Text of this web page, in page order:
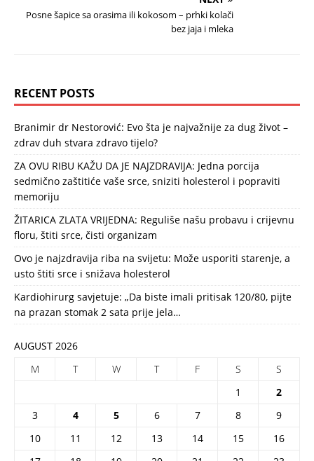
Posne šapice sa orasima ili kokosom – prhki kolači
bez jaja i mleka
RECENT POSTS
Branimir dr Nestorović: Evo šta je najvažnije za dug život –
zdrav duh stvara zdravo tijelo?
ZA OVU RIBU KAŽU DA JE NAJZDRAVIJA: Jedna porcija
sedmično zaštitiće vaše srce, sniziti holesterol i popraviti
memoriju
ŽITARICA ZLATA VRIJEDNA: Reguliše našu probavu i crijevnu
floru, štiti srce, čisti organizam
Ovo je najzdravija riba na svijetu: Može usporiti starenje, a
usto štiti srce i snižava holesterol
Kardiohirurg savjetuje: „Da biste imali pritisak 120/80, pijte
na prazan stomak 2 sata prije jela…
AUGUST 2026
M
T W T F S
S
1
2
3
4 5 6 7 8
9
10
11 12 13 14 15
16